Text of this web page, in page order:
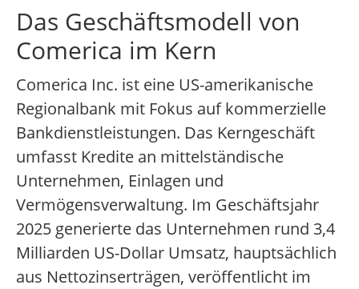
Das Geschäftsmodell von
Comerica im Kern
Comerica Inc. ist eine US-amerikanische
Regionalbank mit Fokus auf kommerzielle
Bankdienstleistungen. Das Kerngeschäft
umfasst Kredite an mittelständische
Unternehmen, Einlagen und
Vermögensverwaltung. Im Geschäftsjahr
2025 generierte das Unternehmen rund 3,4
Milliarden US-Dollar Umsatz, hauptsächlich
aus Nettozinserträgen, veröffentlicht im